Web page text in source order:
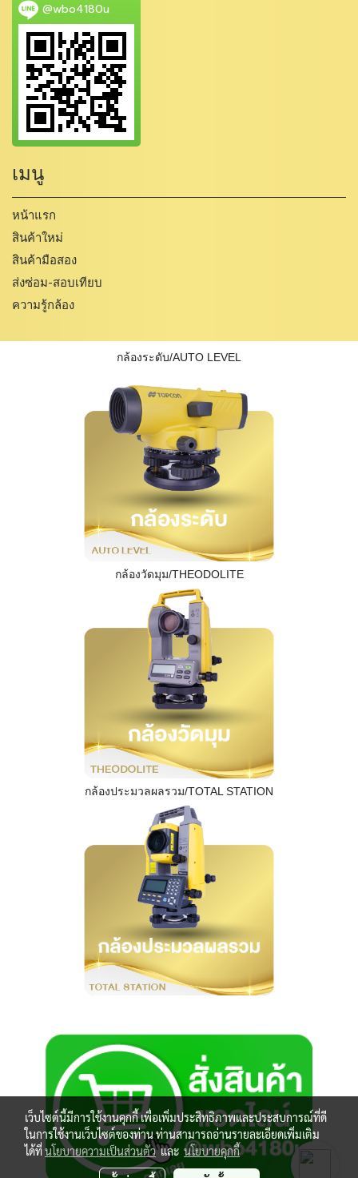
@wbo4180u
เมนู
หน้าแรก
สินค้าใหม่
สินค้ามือสอง
ส่งซ่อม-สอบเทียบ
ความรู้กล้อง
กล้องระดับ/AUTO LEVEL
กล้องวัดมุม/THEODOLITE
กล้องประมวลผลรวม/TOTAL STATION
เว็บไซต์นี้มีการใช้งานคุกกี้ เพื่อเพิ่มประสิทธิภาพและประสบการณ์ที่ดี
ในการใช้งานเว็บไซต์ของท่าน ท่านสามารถอ่านรายละเอียดเพิ่มเติม
ได้ที่นโยบายความเป็นส่วนตัวและ นโยบายคุกกี้